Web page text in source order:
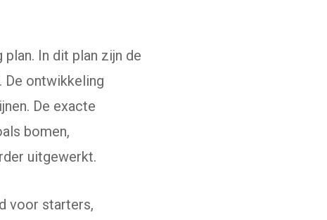
In dit plan zijn de
De ontwikkeling
De exacte
bomen,
uitgewerkt.
voor starters,